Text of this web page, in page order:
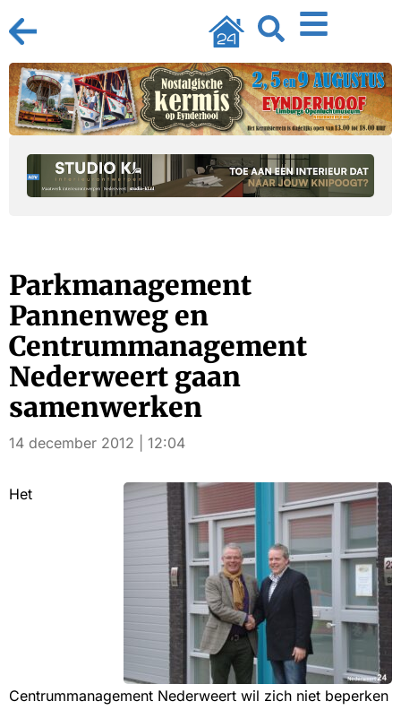
Parkmanagement
Pannenweg en
Centrummanagement
Nederweert gaan
samenwerken
14 december 2012 | 12:04
Het
Centrummanagement Nederweert wil zich niet beperken